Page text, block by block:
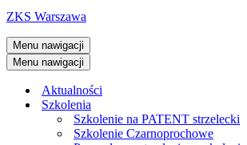
ZKS Warszawa
Menu nawigacji
Menu nawigacji
Aktualności
Szkolenia
Szkolenie na PATENT strzelecki
Szkolenie Czarnoprochowe